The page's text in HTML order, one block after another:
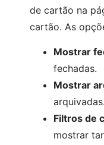
de cartão na
cartão. As
Mostrar
fechadas.
Mostrar
arquivadas.
Filtros de
mostrar